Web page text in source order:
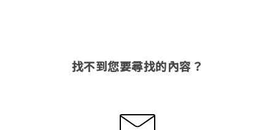
找不到您要尋找的內容？